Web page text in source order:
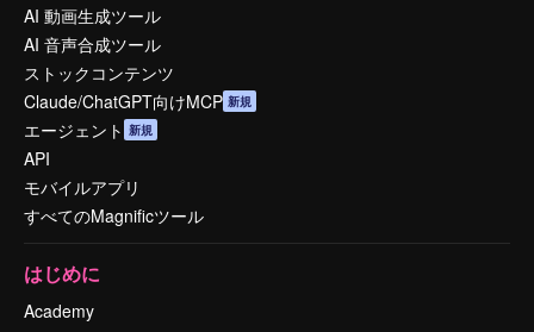
AI 動画生成ツール
AI 音声合成ツール
ストックコンテンツ
Claude/ChatGPT向けMCP 新規
エージェント 新規
API
モバイルアプリ
すべてのMagnificツール
はじめに
Academy